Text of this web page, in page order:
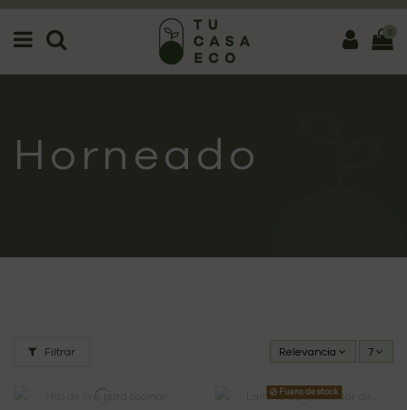
0
Horneado
Filtrar Relevancia 7
Fuera de stock